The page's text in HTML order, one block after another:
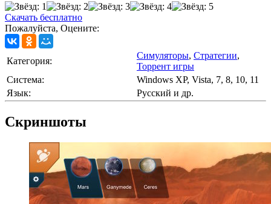
Скачать бесплатно
Пожалуйста, Оцените:
Категория:
Симуляторы, Стратегии,
Торрент игры
Cистема:
Windows XP, Vista, 7, 8, 10, 11
Язык:
Русский и др.
Скриншоты